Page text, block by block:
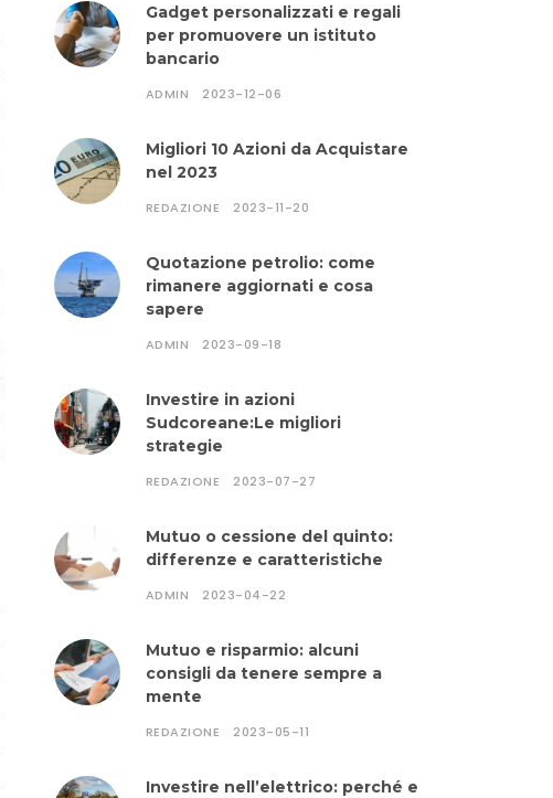
Gadget personalizzati e regali
per promuovere un istituto
bancario
ADMIN 2023-12-06
Migliori 10 Azioni da Acquistare
nel 2023
REDAZIONE 2023-11-20
Quotazione petrolio: come
rimanere aggiornati e cosa
sapere
ADMIN 2023-09-18
Investire in azioni
Sudcoreane:Le migliori
strategie
REDAZIONE 2023-07-27
Mutuo o cessione del quinto:
differenze e caratteristiche
ADMIN 2023-04-22
Mutuo e risparmio: alcuni
consigli da tenere sempre a
mente
REDAZIONE 2023-05-11
Investire nell’elettrico: perché e